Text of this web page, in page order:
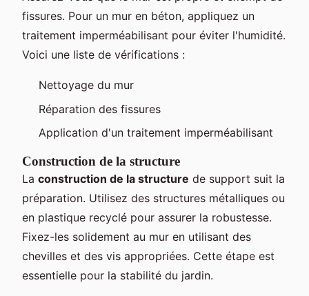
fissures. Pour un mur en béton, appliquez un
traitement imperméabilisant pour éviter l'humidité.
Voici une liste de vérifications :
Nettoyage du mur
Réparation des fissures
Application d'un traitement imperméabilisant
Construction de la structure
La construction de la structure de support suit la
préparation. Utilisez des structures métalliques ou
en plastique recyclé pour assurer la robustesse.
Fixez-les solidement au mur en utilisant des
chevilles et des vis appropriées. Cette étape est
essentielle pour la stabilité du jardin.